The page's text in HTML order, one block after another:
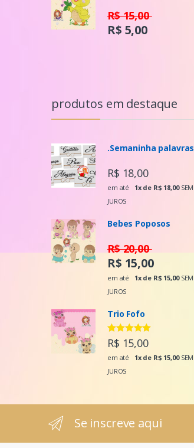
R$ 15,00
R$ 5,00
produtos em destaque
.Semaninha palavras
R$ 18,00
em até 1x de R$ 18,00SEM
JUROS
Bebes Poposos
R$ 20,00
R$ 15,00
em até 1x de R$ 15,00SEM
JUROS
Trio Fofo
Avaliação
5.00
de 5
R$ 15,00
em até 1x de R$ 15,00SEM
JUROS
Se inscreve aqui